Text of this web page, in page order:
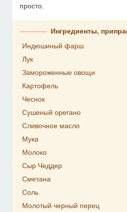
просто.
Ингредиенты,
Индюшиный фарш
Лук
Замороженные овощи
Картофель
Чеснок
Сушеный орегано
Сливочное масло
Мука
Молоко
Сыр Чеддер
Сметана
Соль
Молотый черный перец